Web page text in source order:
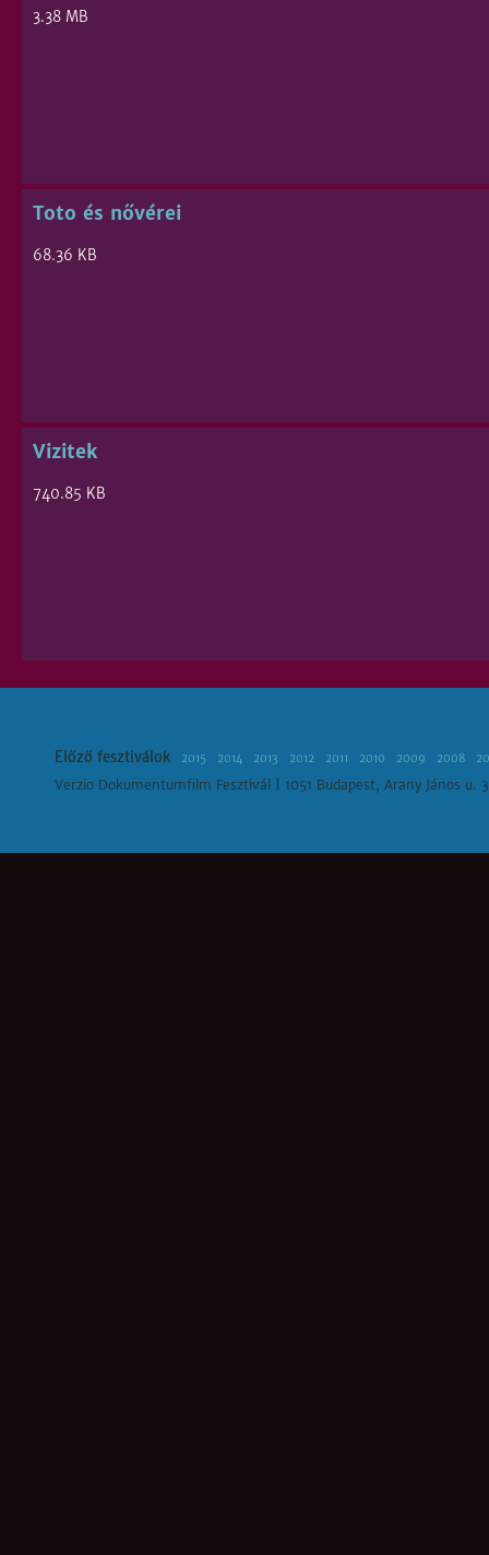
3.38 MB
Toto és nővérei
68.36 KB
Vizitek
740.85 KB
Előző fesztiválok 2015 2014 2013 2012 2011 2010 2009 2008
Verzio Dokumentumfilm Fesztivál | 1051 Budapest, Arany János